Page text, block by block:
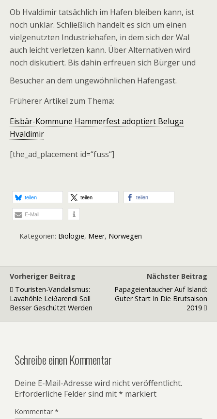
Ob Hvaldimir tatsächlich im Hafen bleiben kann, ist
noch unklar. Schließlich handelt es sich um einen
vielgenutzten Industriehafen, in dem sich der Wal
auch leicht verletzen kann. Über Alternativen wird
noch diskutiert. Bis dahin erfreuen sich Bürger und
Besucher an dem ungewöhnlichen Hafengast.
Früherer Artikel zum Thema:
Eisbär-Kommune Hammerfest adoptiert Beluga
Hvaldimir
[the_ad_placement id=“fuss“]
teilen teilen teilen
E-Mail
Kategorien: Biologie, Meer, Norwegen
Vorheriger Beitrag
Touristen-Vandalismus:
Lavahöhle Leiðarendi Soll
Besser Geschützt Werden
Nächster Beitrag
Papageientaucher Auf Island:
Guter Start In Die Brutsaison
2019
Schreibe einen Kommentar
Deine E-Mail-Adresse wird nicht veröffentlicht.
Erforderliche Felder sind mit* markiert
Kommentar*